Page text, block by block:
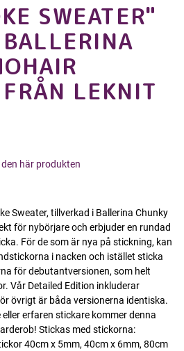
SWEATER"
LEKNIT
här produkten
Sweater, tillverkad i Ballerina Chunky
för nybörjare och erbjuder en rundad
För de som är nya på stickning, kan
i nacken och istället sticka
för debutantversionen, som helt
Vår Detailed Edition inkluderar
övrigt är båda versionerna identiska.
erfaren stickare kommer denna
Stickas med stickorna:
40cm x 5mm, 40cm x 6mm, 80cm